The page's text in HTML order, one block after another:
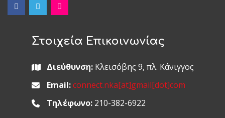
Στοιχεία Επικοινωνίας
Διεύθυνση:Κλεισόβης 9, πλ. Κάνιγγος
Email: connect.nka[at]gmail[dot]com
Τηλέφωνο:210-382-6922